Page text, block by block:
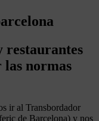
restaurantes
las normas
ir al Transbordador
de Barcelona) y nos